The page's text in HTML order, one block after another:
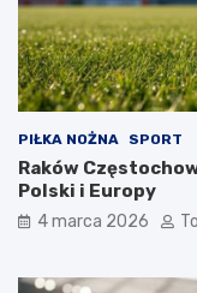
PIŁKA NOŻNA SPORT
Raków
Polski i Europy
4 marca 2026